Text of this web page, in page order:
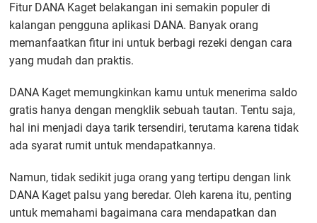
Fitur DANA Kaget belakangan ini semakin populer di
kalangan pengguna aplikasi DANA. Banyak orang
memanfaatkan fitur ini untuk berbagi rezeki dengan cara
yang mudah dan praktis.
DANA Kaget memungkinkan kamu untuk menerima saldo
gratis hanya dengan mengklik sebuah tautan. Tentu saja,
hal ini menjadi daya tarik tersendiri, terutama karena tidak
ada syarat rumit untuk mendapatkannya.
Namun, tidak sedikit juga orang yang tertipu dengan link
DANA Kaget palsu yang beredar. Oleh karena itu, penting
untuk memahami bagaimana cara mendapatkan dan